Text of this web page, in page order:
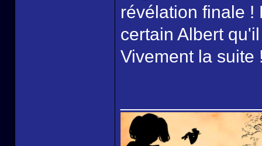
révélation finale !
certain Albert
Vivement la suite